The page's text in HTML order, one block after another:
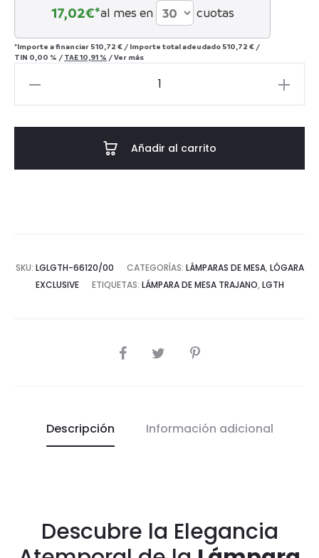
17,02€*al mes en cuotas
*Importe a financiar 510,72 € / Importe total adeudado 510,72 € /
TIN 0,00 % / TAE10,91 % /Ver más
Añadir al carrito
SKU: LGLGTH-66120/00 CATEGORÍAS: LÁMPARAS DE MESA, LÓGARA
EXCLUSIVE
ETIQUETAS: LÁMPARA DE MESA TRAJANO, LGTH
COMPARTIR
Descripción Información adicional
Descubre la Elegancia